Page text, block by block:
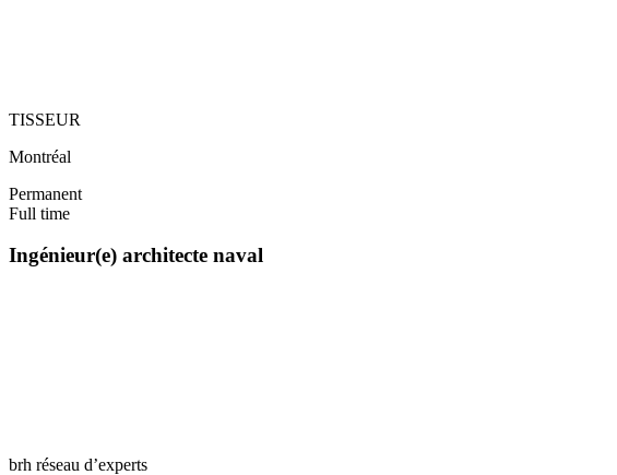
TISSEUR
Montréal
Permanent
Full time
Ingénieur(e) architecte naval
brh réseau d’experts